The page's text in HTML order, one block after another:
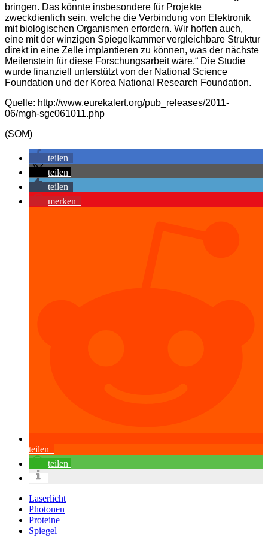
bringen. Das könnte insbesondere für Projekte
zweckdienlich sein, welche die Verbindung von Elektronik
mit biologischen Organismen erfordern. Wir hoffen auch,
eine mit der winzigen Spiegelkammer vergleichbare Struktur
direkt in eine Zelle implantieren zu können, was der nächste
Meilenstein für diese Forschungsarbeit wäre.“ Die Studie
wurde finanziell unterstützt von der National Science
Foundation und der Korea National Research Foundation.
Quelle: http://www.eurekalert.org/pub_releases/2011-
06/mgh-sgc061011.php
(SOM)
teilen
teilen
teilen
merken
teilen
teilen
Laserlicht
Photonen
Proteine
Spiegel